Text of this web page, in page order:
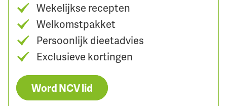
Wekelijkse recepten
Welkomstpakket
Persoonlijk dieetadvies
Exclusieve kortingen
Word NCV lid